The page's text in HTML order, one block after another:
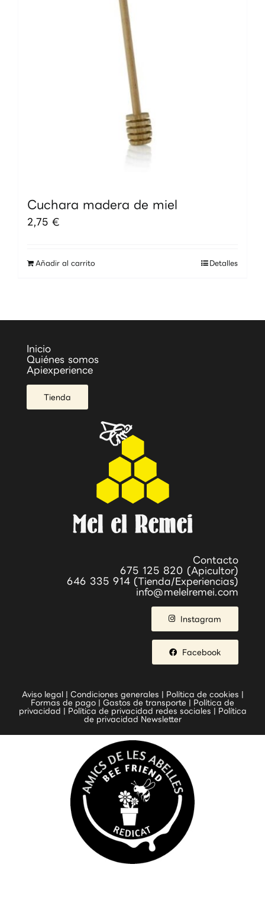
Cuchara madera de miel
2,75 €
Añadir al carrito Detalles
Inicio
Quiénes somos
Apiexperience
Tienda
Contacto
675 125 820 (Apicultor)
646 335 914 (Tienda/Experiencias)
info@melelremei.com
Instagram
Facebook
Aviso legal| Condiciones generales | Política de cookies |
Formas de pago | Gastos de transporte | Política de
privacidad | Política de privacidad redes sociales | Política
de privacidad Newsletter